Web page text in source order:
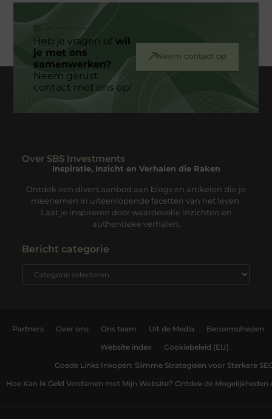
Heb je vragen ofwil
je met ons
samenwerken?
Neem gerust
contact met ons op!
Neem contact op
Over SBS Investments
Inspiratie, Inzicht en Verhalen die Raken
Ontdek een divers aanbod aan blogs en artikelen die je
meenemen in uiteenlopende facetten van het leven.
Laat je inspireren door waardevolle inzichten en
authentieke verhalen.
Bericht categorie
Partners Over ons Ons team Uit de Media Beroemdheden
Website index Cookiebeleid (EU)
Goede Links Inkopen: Slimme Strategieën voor Sterkere
Hoe Kan Ik Geld Verdienen met Mijn Website? Ontdek de Mogelijkheden